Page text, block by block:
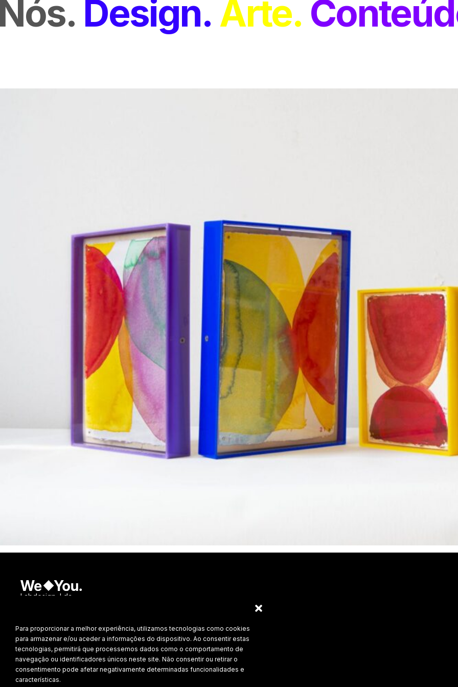
Para proporcionar a melhor experiência, utilizamos tecnologias como cookies
para armazenar e/ou aceder a informações do dispositivo. Ao consentir estas
tecnologias, permitirá que processemos dados como o comportamento de
navegação ou identificadores únicos neste site. Não consentir ou retirar o
consentimento pode afetar negativamente determinadas funcionalidades e
características.
Design Arte
Labdesign, Lda.
Política de Privacidade